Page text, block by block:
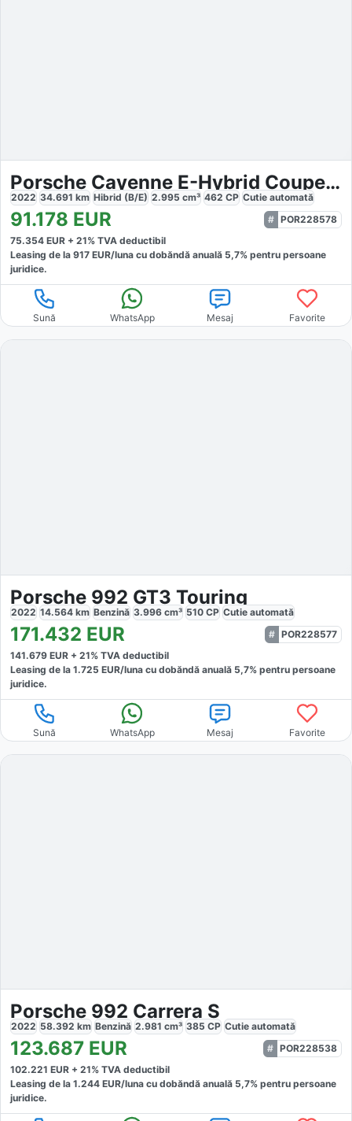
Porsche Cayenne E-Hybrid Coupe Platinum Edition
2022 34.691 km Hibrid (B/E) 2.995 cm³ 462 CP Cutie automată
91.178 EUR
POR228578
75.354 EUR + 21% TVA deductibil
Leasing de la 917 EUR/luna cu dobăndă anuală 5,7% pentru persoane
juridice.
Sună WhatsApp Mesaj Favorite
Porsche 992 GT3 Touring
2022 14.564 km Benzină 3.996 cm³ 510 CP Cutie automată
171.432 EUR
POR228577
141.679 EUR + 21% TVA deductibil
Leasing de la 1.725 EUR/luna cu dobăndă anuală 5,7% pentru persoane
juridice.
Sună WhatsApp Mesaj Favorite
Porsche 992 Carrera S
2022 58.392 km Benzină 2.981 cm³ 385 CP Cutie automată
123.687 EUR
POR228538
102.221 EUR + 21% TVA deductibil
Leasing de la 1.244 EUR/luna cu dobăndă anuală 5,7% pentru persoane
juridice.